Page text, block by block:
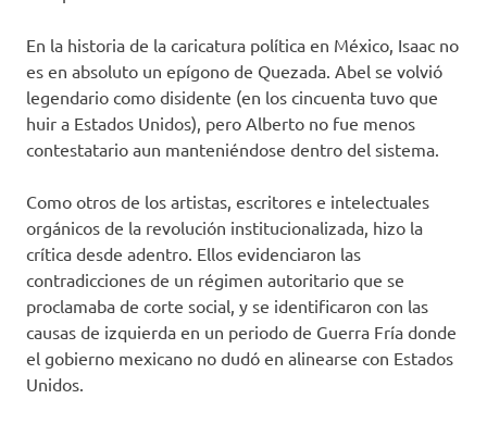
En la historia de la caricatura política en México, Isaac no
es en absoluto un epígono de Quezada. Abel se volvió
legendario como disidente (en los cincuenta tuvo que
huir a Estados Unidos), pero Alberto no fue menos
contestatario aun manteniéndose dentro del sistema.
Como otros de los artistas, escritores e intelectuales
orgánicos de la revolución institucionalizada, hizo la
crítica desde adentro. Ellos evidenciaron las
contradicciones de un régimen autoritario que se
proclamaba de corte social, y se identificaron con las
causas de izquierda en un periodo de Guerra Fría donde
el gobierno mexicano no dudó en alinearse con Estados
Unidos.